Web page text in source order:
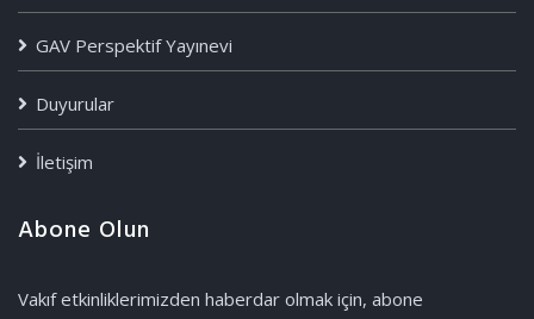
GAV Perspektif Yayınevi
Duyurular
İletişim
Abone Olun
Vakıf etkinliklerimizden haberdar olmak için, abone